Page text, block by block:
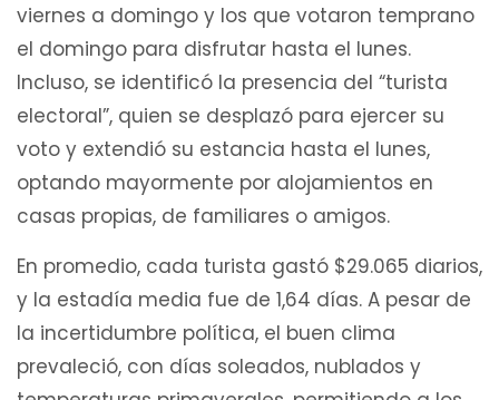
viernes a domingo y los que votaron temprano
el domingo para disfrutar hasta el lunes.
Incluso, se identificó la presencia del “turista
electoral”, quien se desplazó para ejercer su
voto y extendió su estancia hasta el lunes,
optando mayormente por alojamientos en
casas propias, de familiares o amigos.
En promedio, cada turista gastó $29.065 diarios,
y la estadía media fue de 1,64 días. A pesar de
la incertidumbre política, el buen clima
prevaleció, con días soleados, nublados y